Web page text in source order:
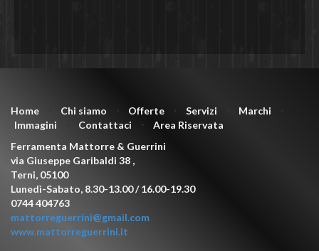
Home Chi siamo ⋅ Offerte ⋅ Servizi Marchi
Immagini
Contattaci ⋅
Area Riservata
Ferramenta Mattorre & Guerrini
via Giuseppe Garibaldi 38 ,
Terni, 05100
Lunedì-Sabato, 8.30-13.00 / 16.00-19.30
0744 404763
mattorreguerrini@gmail.com
www.mattorreguerrini.it